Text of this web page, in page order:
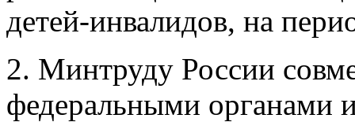
реабилитации и
детей-инвалидов, на
2. Минтруду России